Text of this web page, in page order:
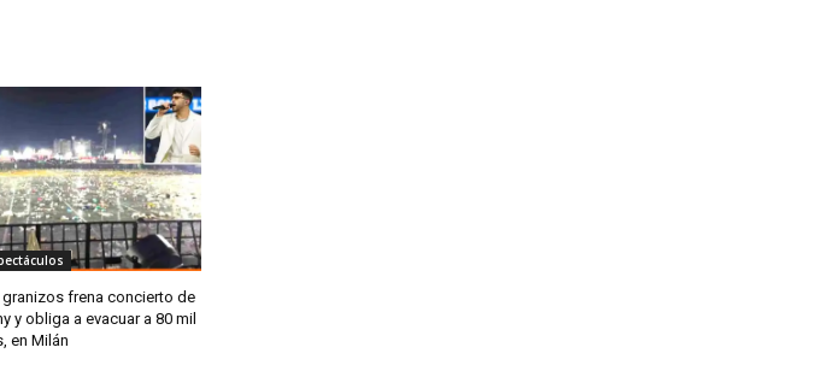
granizos frena concierto de
y obliga a evacuar a 80 mil
en Milán